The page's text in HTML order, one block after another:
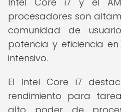
procesadores son
comunidad de
potencia y eficiencia
intensivo.
El Intel Core i7
rendimiento para